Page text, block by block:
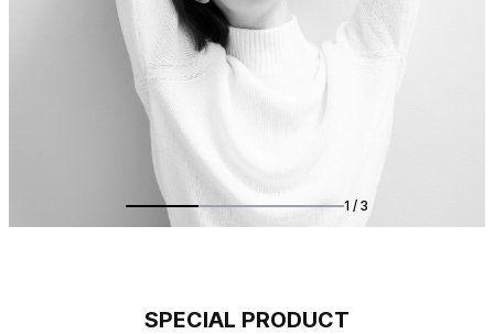
1 / 3
SPECIAL PRODUCT